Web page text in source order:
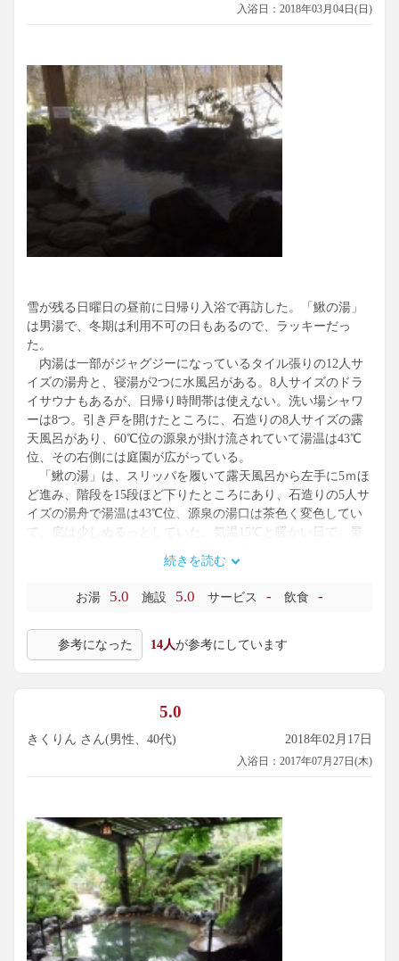
入浴日：2018年03月04日(日)
雪が残る日曜日の昼前に日帰り入浴で再訪した。「鰍の湯」
は男湯で、冬期は利用不可の日もあるので、ラッキーだっ
た。
内湯は一部がジャグジーになっているタイル張りの12人サ
イズの湯舟と、寝湯が2つに水風呂がある。8人サイズのドラ
イサウナもあるが、日帰り時間帯は使えない。洗い場シャワ
ーは8つ。引き戸を開けたところに、石造りの8人サイズの露
天風呂があり、60℃位の源泉が掛け流されていて湯温は43℃
位、その右側には庭園が広がっている。
「鰍の湯」は、スリッパを履いて露天風呂から左手に5ｍほ
ど進み、階段を15段ほど下りたところにあり、石造りの5人サ
イズの湯舟で湯温は43℃位、源泉の湯口は茶色く変色してい
て、底は少しぬるっとしていた。気温15℃と暖かい日で、屋
遠くに山を眺めながらまったりでき、大満足。
続きを読む
お湯 5.0 施設 5.0 サービス - 飲食 -
参考になった 14人が参考にしています
5.0
きくりん さん(男性、40代) 2018年02月17日
入浴日：2017年07月27日(木)